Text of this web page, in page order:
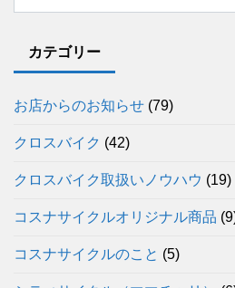
カテゴリー
お店からのお知らせ (79)
クロスバイク (42)
クロスバイク取扱いノウハウ (19)
コスナサイクルオリジナル商品
コスナサイクルのこと (5)